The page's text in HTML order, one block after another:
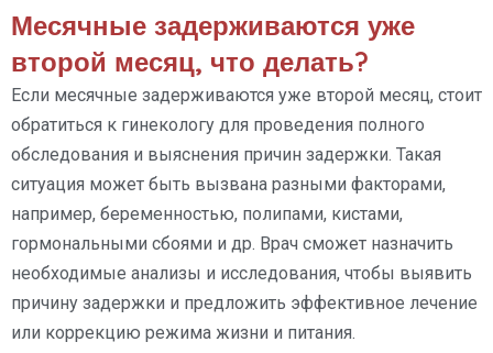
Месячные задерживаются уже
второй месяц, что делать?
Если месячные задерживаются уже второй месяц, стоит
обратиться к гинекологу для проведения полного
обследования и выяснения причин задержки. Такая
ситуация может быть вызвана разными факторами,
например, беременностью, полипами, кистами,
гормональными сбоями и др. Врач сможет назначить
необходимые анализы и исследования, чтобы выявить
причину задержки и предложить эффективное лечение
или коррекцию режима жизни и питания.